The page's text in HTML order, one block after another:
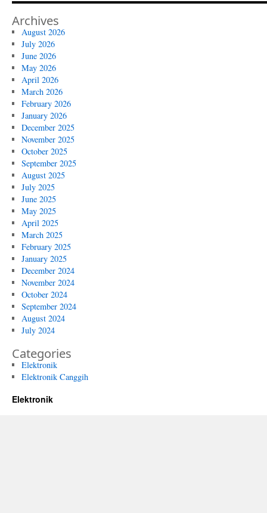
Archives
August 2026
July 2026
June 2026
May 2026
April 2026
March 2026
February 2026
January 2026
December 2025
November 2025
October 2025
September 2025
August 2025
July 2025
June 2025
May 2025
April 2025
March 2025
February 2025
January 2025
December 2024
November 2024
October 2024
September 2024
August 2024
July 2024
Categories
Elektronik
Elektronik Canggih
Elektronik